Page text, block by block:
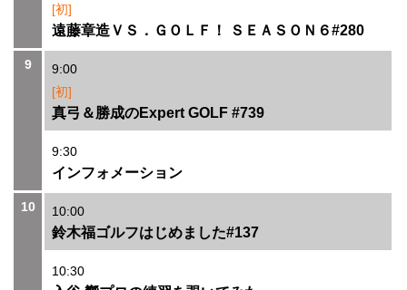
[初]
遠藤章造ＶＳ．ＧＯＬＦ！ ＳＥＡＳＯＮ６#280
9
9:00
[初]
真弓＆勝成のExpert GOLF #739
9:30
インフォメーション
10 10:00
鈴木福ゴルフはじめました#137
10:30